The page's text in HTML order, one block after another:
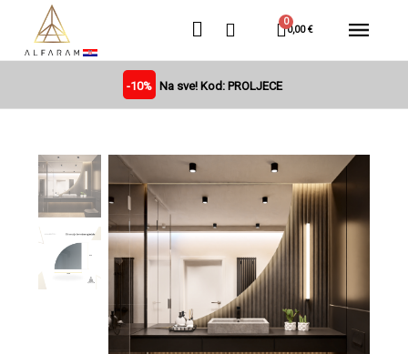
0,00 €
-10% Na sve! Kod: PROLJECE